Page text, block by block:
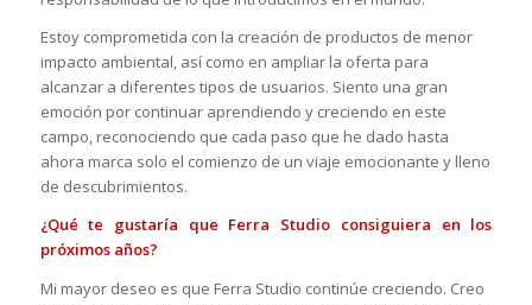
Estoy comprometida con la creación de productos de menor
impacto ambiental, así como en ampliar la oferta para
alcanzar a diferentes tipos de usuarios. Siento una gran
emoción por continuar aprendiendo y creciendo en este
campo, reconociendo que cada paso que he dado hasta
ahora marca solo el comienzo de un viaje emocionante y lleno
de descubrimientos.
¿Qué te gustaría que Ferra Studio consiguiera en los
próximos años?
Mi mayor deseo es que Ferra Studio continúe creciendo. Creo